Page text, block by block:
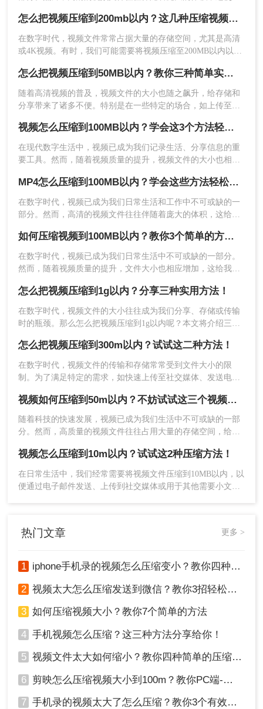
式，调整视频宽度、文件大小、视频比特率、视频
开始压缩。
4、等待压缩完成。
5、压缩完成，点击下载。
注意事项
在压缩视频时，需要注意以下几点：
在压缩时需要根据实际需求权衡文件大小和质量之
3、压缩后的视频文件应妥善保存和备份，以防意外
了，你可以轻松实现视频压缩的目标，并享受更便
捷的视频存储、传输和分享体验。
缩到200mb以内呢？。本文将介绍几种有效的视频压缩方法，
帮助你轻松实现这一目标。
怎么把视频压缩到200mb以内？这几种压缩视频方法了解一下！
在数字时代，视频文件常常占据大量的存储空间，尤其是高清
或4K视频。有时，我们可能需要将视频压缩至200MB以内以便
以下提供了四种方法，帮助您轻松实现视频压缩。
怎么把视频压缩到50MB以内？教你三种简单实用好方法！
​随着高清视频的普及，视频文件的大小也随之飙升，给存储和
分享带来了诸多不便。特别是在一些特定的场合，如上传至某
那么怎么把视频压缩到50MB以内呢？接下来，我将为您介绍三
种简单而有效的视频压缩方法。
视频怎么压缩到100MB以内？学会这3个方法轻松压缩！
​在现代数字生活中，视频已成为我们记录生活、分享信息的重
要工具。然而，随着视频质量的提升，视频文件的大小也相应
100MB以内，我们可以采用多种方法，包括使用视频编辑软
件、压缩软件以及在线工具等。那么视频怎么压缩到100MB以
内呢？以下是一些具体的方法和步骤：
MP4怎么压缩到100MB以内？学会这些方法轻松压缩！
​在数字时代，视频已成为我们日常生活和工作中不可或缺的一
部分。然而，高清的视频文件往往伴随着庞大的体积，这给存
以内变得尤为重要。本文将介绍几种常用的视频压缩方法，帮
助你轻松实现这一目标。
如何压缩视频到100MB以内？教你3个简单的方法！
在数字时代，视频已成为我们日常生活中不可或缺的一部分。
然而，随着视频质量的提升，文件大小也相应增加，这给我们
怎么把视频压缩到1g以内？分享三种实用方法！
在数字时代，视频文件的大小往往成为我们分享、存储或传输
时的瓶颈。那么怎么把视频压缩到1g以内呢？本文将介绍三种
内，同时尽量保持其质量。
怎么把视频压缩到300m以内？试试这二种方法！
在数字时代，视频文件的传输和存储常常受到文件大小的限
制。为了满足特定的需求，如快速上传至社交媒体、发送电子
为重要。那么怎么把视频压缩到300m以内呢？本文将介绍两种
实用的视频压缩方法，旨在帮助你轻松达成这一目标。
视频如何压缩到50m以内？不妨试试这三个视频压缩方法！
随着科技的快速发展，视频已成为我们生活中不可或缺的一部
分。然而，高质量的视频文件往往占用大量的存储空间，给传
50m以内方法，帮助您轻松将视频文件压缩至50MB以内，实现
高效存储和快速分享。
视频怎么压缩到10m以内？试试这2种压缩方法！
在日常生活中，我们经常需要将视频文件压缩到10MB以内，以
便通过电子邮件发送、上传到社交媒体或用于其他需要小文件
热门文章 更多 >
1 iphone手机录的视频怎么压缩变小？教你四种压缩方法！
2 视频太大怎么压缩发送到微信？教你3招轻松搞定！
3 如何压缩视频大小？教你7个简单的方法
4 手机视频怎么压缩？这三种方法分享给你！
5 视频文件太大如何缩小？教你四种简单的压缩方法！
6 剪映怎么压缩视频大小到100m？教你PC端-移动端压缩方式！
7 手机录的视频太大了怎么压缩？教你3个有效压缩方法！